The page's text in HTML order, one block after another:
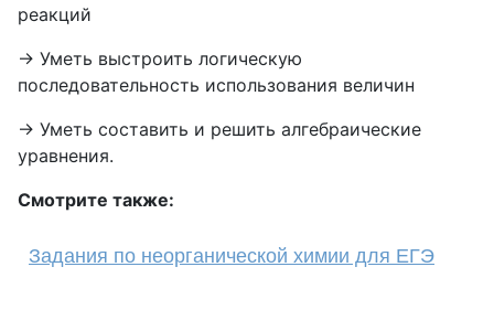
реакций
→ Уметь выстроить логическую
последовательность использования величин
→ Уметь составить и решить алгебраические
уравнения.
Смотрите также:
Задания по неорганической химии для ЕГЭ